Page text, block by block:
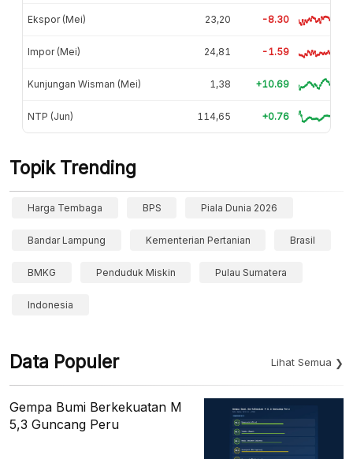
Ekspor (Mei) 23,20 -8.30
Impor (Mei) 24,81 -1.59
Kunjungan Wisman (Mei) 1,38 +10.69
NTP (Jun) 114,65 +0.76
Topik Trending
Harga Tembaga BPS Piala Dunia 2026
Bandar Lampung Kementerian Pertanian Brasil
BMKG Penduduk Miskin Pulau Sumatera
Indonesia
Data Populer Lihat Semua
Gempa Bumi Berkekuatan M
5,3 Guncang Peru